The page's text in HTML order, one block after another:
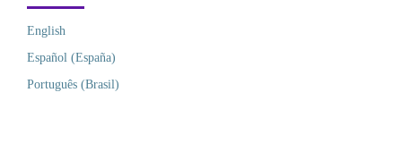
English
Español (España)
Português (Brasil)